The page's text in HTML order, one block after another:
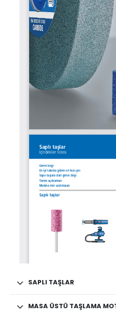
SAPLI TAŞLAR
MASA ÜSTÜ TAŞLAMA